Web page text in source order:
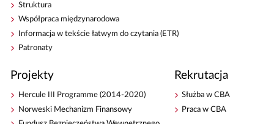
Struktura
Współpraca międzynarodowa
Informacja w tekście łatwym do czytania (ETR)
Patronaty
Projekty
Hercule III Programme (2014-2020)
Norweski Mechanizm Finansowy
Rekrutacja
Służba w CBA
Praca w CBA